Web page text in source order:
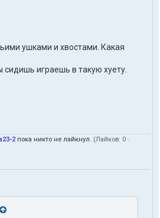
ушками и хвостами. Какая
сидишь играешь в такую хуету.
2 пока никто не лайкнул. (Лайков: 0 ·